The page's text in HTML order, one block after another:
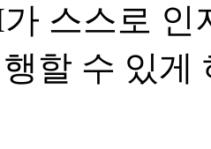
스스로 인
할 수 있게